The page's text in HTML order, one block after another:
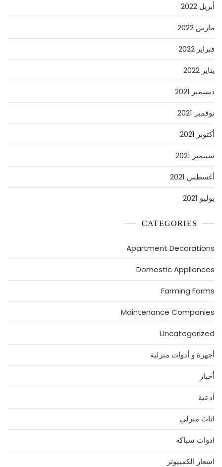
أبريل 2022
مارس 2022
فبراير 2022
يناير 2022
ديسمبر 2021
نوفمبر 2021
أكتوبر 2021
سبتمبر 2021
أغسطس 2021
يوليو 2021
CATEGORIES
Apartment Decorations
Domestic Appliances
Farming Forms
Maintenance Companies
Uncategorized
أجهرة و أدوات منزلية
أخبار
أدعية
اثاث منزلي
ادوات سباكة
اسعار الكمبيوتر